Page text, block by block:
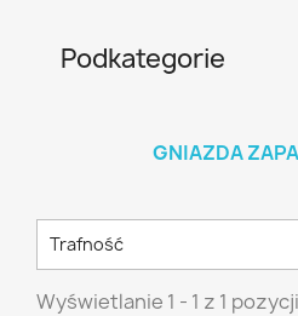
Podkategorie
GNIAZDA
Trafność
Wyświetlanie 1 - 1 z 1 pozycji